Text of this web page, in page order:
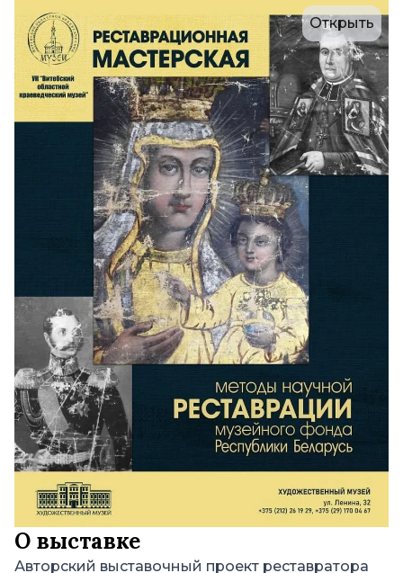
Открыть
О выставке
Авторский выставочный проект реставратора